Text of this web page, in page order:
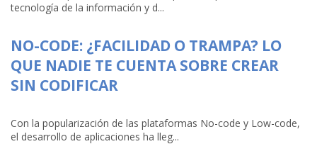
tecnología de la información y d...
NO-CODE: ¿FACILIDAD O TRAMPA? LO
QUE NADIE TE CUENTA SOBRE CREAR
SIN CODIFICAR
Con la popularización de las plataformas No-code y Low-code,
el desarrollo de aplicaciones ha lleg...